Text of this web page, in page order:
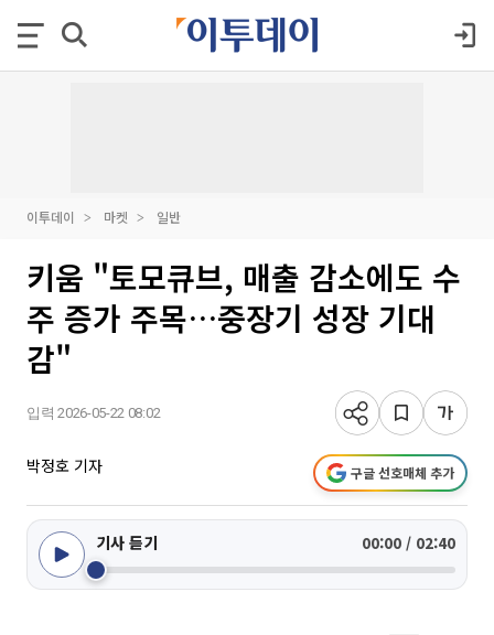
이투데이 마켓 일반
키움 "토모큐브, 매출 감소에도 수
주 증가 주목…중장기 성장 기대
감"
입력 2026-05-22 08:02
박정호 기자 구글 선호매체 추가
기사 듣기 00:00 / 02:40